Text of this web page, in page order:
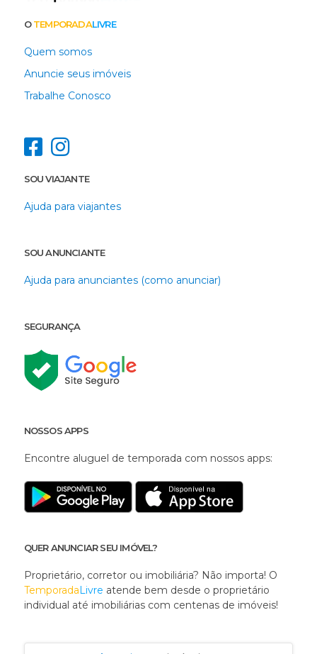
OTEMPORADALIVRE
Quem somos
Anuncie seus imóveis
Trabalhe Conosco
SOU VIAJANTE
Ajuda para viajantes
SOU ANUNCIANTE
Ajuda para anunciantes (como anunciar)
SEGURANÇA
NOSSOS APPS
Encontre aluguel de temporada com nossos apps:
QUER ANUNCIAR SEU IMÓVEL?
Proprietário, corretor ou imobiliária? Não importa! O
TemporadaLivre atende bem desde o proprietário
individual até imobiliárias com centenas de imóveis!